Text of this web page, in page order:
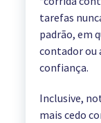
tarefas
padrão, em
contador ou
confiança.
Inclusive,
mais cedo